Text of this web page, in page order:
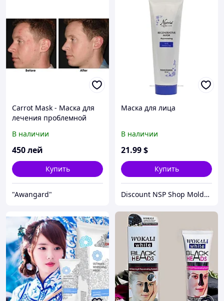
Carrot Mask - Маска для
лечения проблемной
В наличии
450лей
Купить
"Аwangard"
Маска для лица
В наличии
21.99$
Купить
Discount NSP Shop Moldova